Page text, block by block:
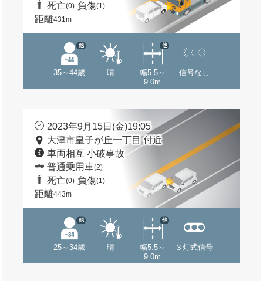
死亡(0) 負傷(1)
距離431m
35～44歳
他
晴
幅5.5～
9.0m
他
信号なし
2023年9月15日(金)19:05
大津市皇子が丘一丁目 付近
車両相互 小破事故
普通乗用車(2)
死亡(0) 負傷(1)
距離443m
25～34歳
他
晴
幅5.5～
9.0m
他
３灯式信号